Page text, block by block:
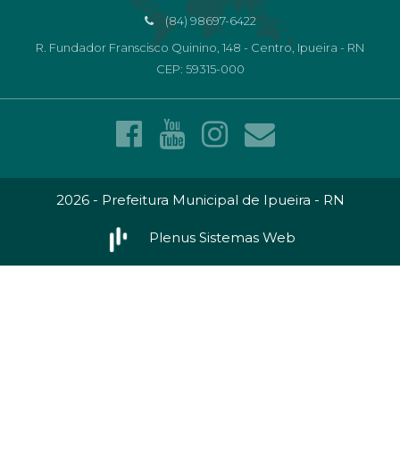
(84) 98697-6422
R. Fundador Franscisco Quinino, 148 - Centro, Ipueira - RN
CEP: 59315-000
2026 - Prefeitura Municipal de Ipueira - RN
Plenus Sistemas Web